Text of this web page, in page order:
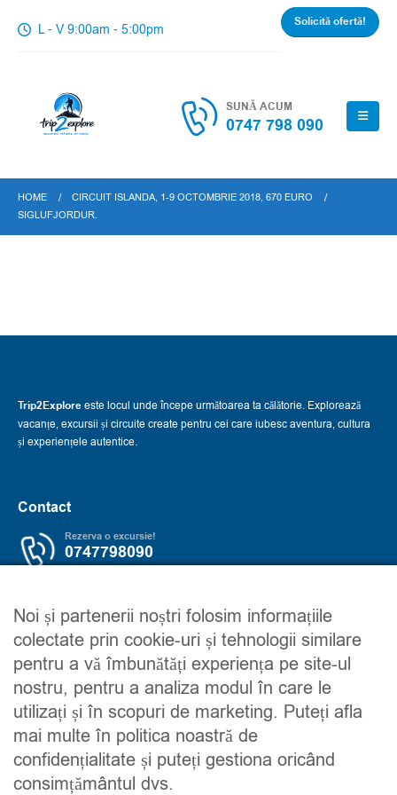
L - V 9:00am - 5:00pm Solicită ofertă!
SUNĂ ACUM
0747 798 090
HOME
CIRCUIT ISLANDA, 1-9 OCTOMBRIE 2018, 670 EURO
SIGLUFJORDUR.
Trip2Exploreeste locul unde începe următoarea ta călătorie. Explorează
vacanțe, excursii și circuite create pentru cei care iubesc aventura, cultura
și experiențele autentice.
Contact
Rezerva o excursie!
0747798090
Servicii
Excursii
Circuite
Maroc
Trip2explore
Despre noi
Contacteaza-ne
Detalii financiare
Urmareste-ne
Noi și partenerii noștri folosim informațiile
colectate prin cookie-uri și tehnologii similare
pentru a vă îmbunătăți experiența pe site-ul
nostru, pentru a analiza modul în care le
utilizați și în scopuri de marketing. Puteți afla
mai multe în politica noastră de
confidențialitate și puteți gestiona oricând
consimțământul dvs.